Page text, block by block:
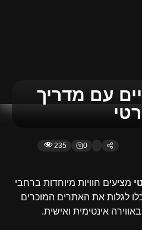
עם מדריך
0
235
מציעים חוויות מיוחדות ברחבי
לגלות את האתרים המוכרים
אינטימית ואישית.